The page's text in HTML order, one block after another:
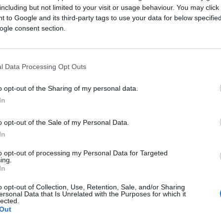
but not limited to your visit or usage behaviour. You may
to Google and its third-party tags to use your data for below
consent section.
Data Processing Opt Outs
opt-out of the Sharing of my personal data.
opt-out of the Sale of my Personal Data.
opt-out of processing my Personal Data for Targeted
opt-out of Collection, Use, Retention, Sale, and/or Sharing
Data that Is Unrelated with the Purposes for which it
July 5, 2026
istočnom Teheranu.
kako bi odale počast Hameneiju i njegovoj
februara u izraelskim zračnim napadima
u vjerskom centru Kom u utorak, te u
a završit će ukopom Hameneija u njegovom
u četvrtak.
u javnosti na sprovodu u nedjelju, što je
vrhovnim vođom ubrzo nakon očeve